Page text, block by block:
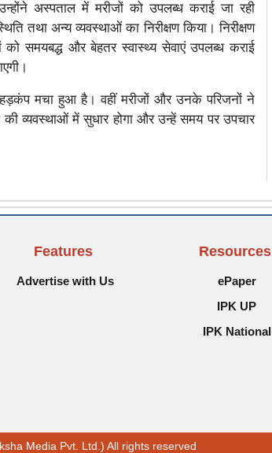
अस्पताल में मरीजों को उपलब्ध कराई जा रही
तथा अन्य व्यवस्थाओं का निरीक्षण किया। निरीक्षण
को समयबद्ध और बेहतर स्वास्थ्य सेवाएं उपलब्ध कराई
हड़कंप मचा हुआ है। वहीं मरीजों और उनके परिजनों ने
व्यवस्थाओं में सुधार होगा और उन्हें समय पर उपचार
Features
Advertise with Us
Resources
ePaper
IPK UP
IPK National
Media Pvt. Ltd.) All rights reserved